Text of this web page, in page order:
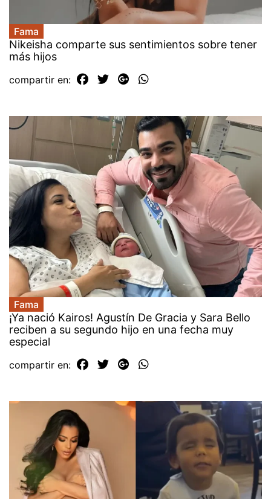
Fama
Nikeisha comparte sus sentimientos sobre tener
más hijos
compartir en:
Fama
¡Ya nació Kairos! Agustín De Gracia y Sara Bello
reciben a su segundo hijo en una fecha muy
especial
compartir en: